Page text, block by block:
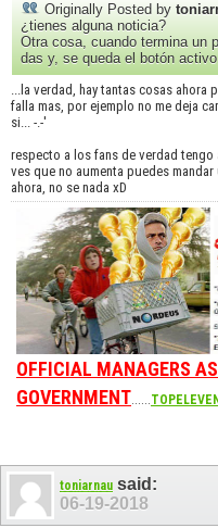
Originally Posted by
¿tienes alguna noticia?
Otra cosa, cuando termina un
das y, se queda el botón
...la verdad, hay tantas cosas ahora
falla mas, por ejemplo no me deja
si... -.-'
respecto a los fans de verdad tengo
ves que no aumenta puedes
ahora, no se nada xD
OFFICIAL MANAGERS
GOVERNMENT
toniarnau said:
06-19-2018